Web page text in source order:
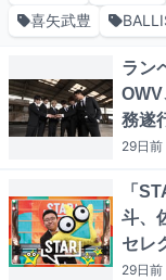
喜矢武豊
ラン
務遂
29日前
「
斗、
セレ
29日前